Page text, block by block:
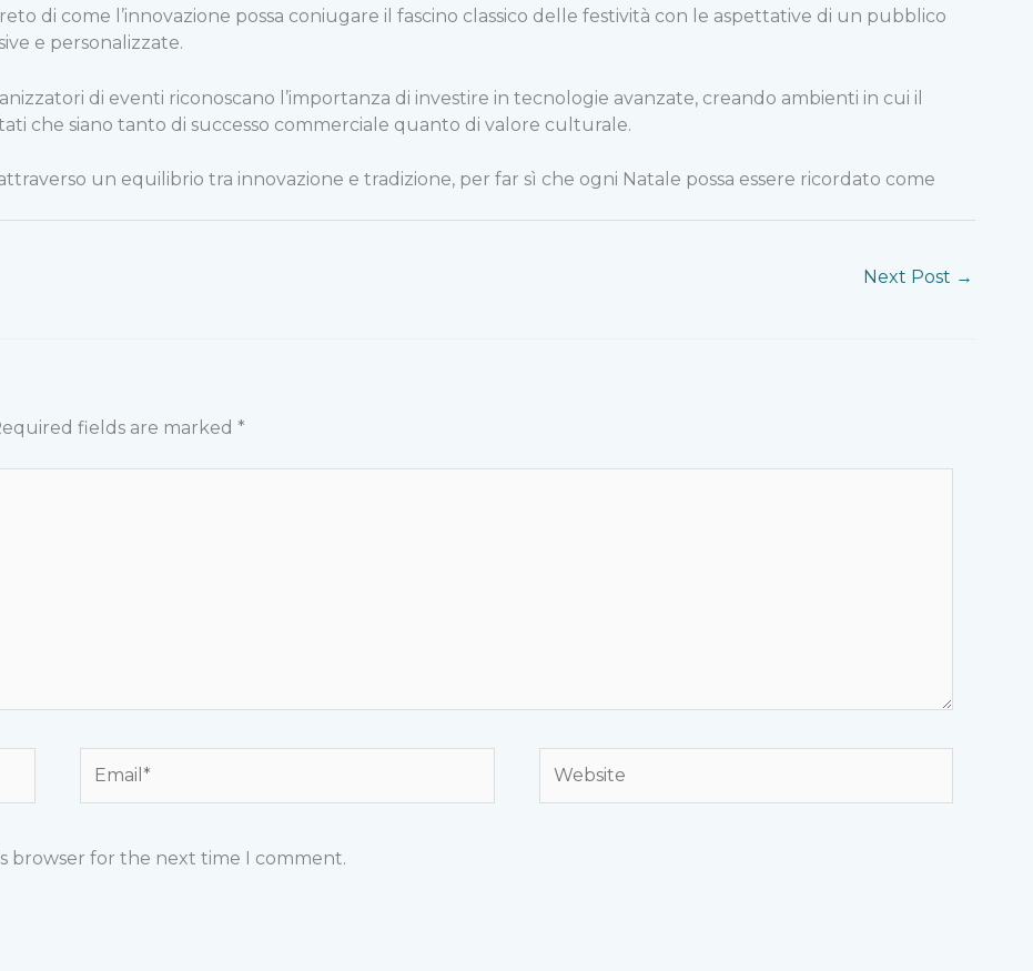
di come l’innovazione possa coniugare il fascino classico delle festività con le aspettative di un pubblico
e personalizzate.
di eventi riconoscano l’importanza di investire in tecnologie avanzate, creando ambienti in cui il
che siano tanto di successo commerciale quanto di valore culturale.
un equilibrio tra innovazione e tradizione, per far sì che ogni Natale possa essere ricordato come
Next Post →
fields are marked *
browser for the next time I comment.